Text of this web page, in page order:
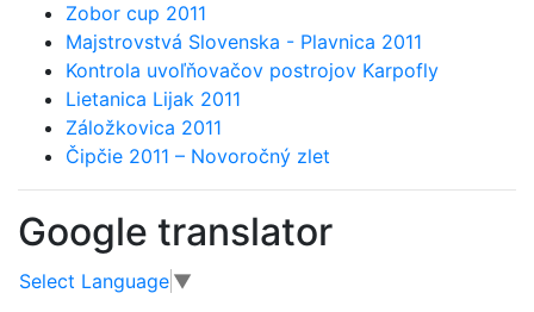
Zobor cup 2011
Majstrovstvá Slovenska - Plavnica 2011
Kontrola uvoľňovačov postrojov Karpofly
Lietanica Lijak 2011
Záložkovica 2011
Čipčie 2011 – Novoročný zlet
Google translator
Select Language ▼